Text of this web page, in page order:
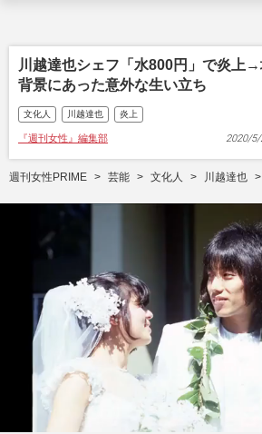
川越達也シェフ「水800円」で炎上
背景にあった意外な生い立ち
文化人 川越達也 炎上
『週刊女性』編集部 2020/5/
週刊女性PRIME 芸能 文化人 川越達也